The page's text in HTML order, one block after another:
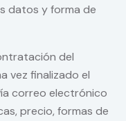
datos y forma de
del
vez finalizado el
correo electrónico
precio, formas de